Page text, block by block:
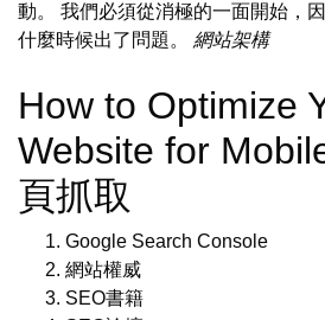
動。 我們必須從消極的一面開始，
什麼時候出了問題。 網站架構
How to Optimize
Website for
頁抓取
Google Search Console
網站權威
SEO書籍